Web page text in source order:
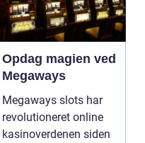
Opdag magien ved
Megaways
Megaways slots har
revolutioneret online
kasinoverdenen siden